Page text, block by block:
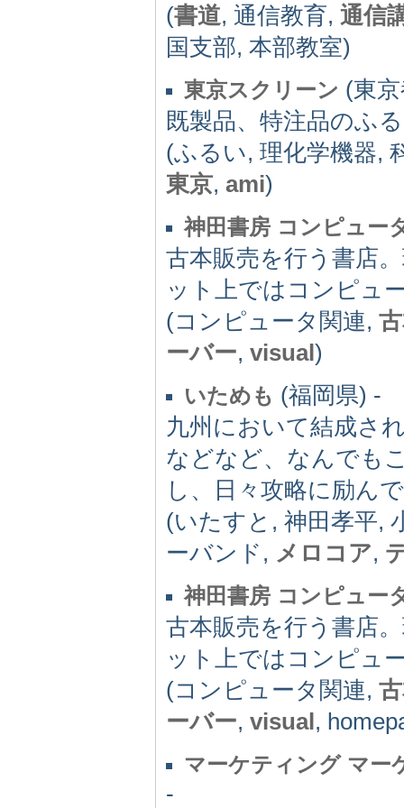
(書道, 通信教育, 通信
国支部, 本部教室)
東京スクリーン (東
既製品、特注品のふ
(ふるい, 理化学機器,
東京, ami)
神田書房 コンピュー
古本販売を行う書店
ット上ではコンピュ
(コンピュータ関連,
ーバー, visual)
いためも (福岡県) -
九州において結成さ
などなど、なんでも
し、日々攻略に励ん
(いたすと, 神田孝平,
ーバンド, メロコア,
神田書房 コンピュー
古本販売を行う書店
ット上ではコンピュ
(コンピュータ関連,
ーバー, visual,
マーケティング マー
-